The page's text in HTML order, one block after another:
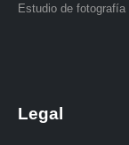
Estudio de
Legal